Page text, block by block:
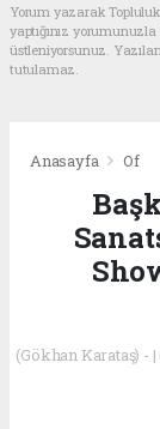
Yorum yazarak
yaptığınız
üstleniyorsunuz.
tutulamaz.
Anasayfa Of
(Gökhan Karataş) -